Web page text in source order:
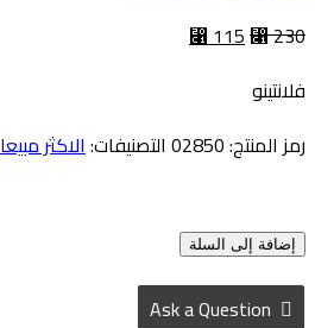
⃁230
⃁115
فلانتينو
رمز المنتج:02850 التصنيفات:الاكثر
إضافة إلى السلة
Ask a Question